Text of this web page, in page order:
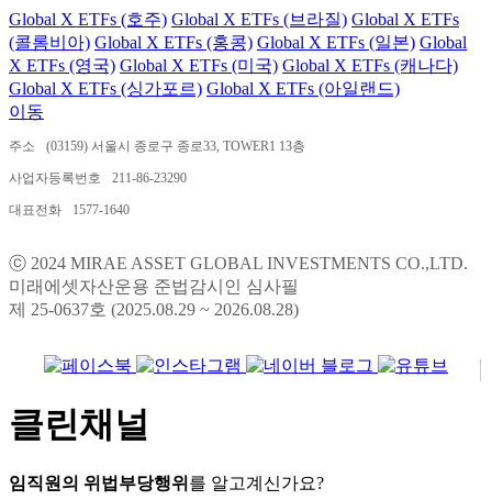
Global X ETFs (호주) Global X ETFs (브라질) Global X ETFs
(콜롬비아) Global X ETFs (홍콩) Global X ETFs (일본) Global
X ETFs (영국) Global X ETFs (미국) Global X ETFs (캐나다)
Global X ETFs (싱가포르) Global X ETFs (아일랜드)
이동
주소 (03159) 서울시 종로구 종로33, TOWER1 13층
사업자등록번호 211-86-23290
대표전화 1577-1640
ⓒ 2024 MIRAE ASSET GLOBAL INVESTMENTS CO.,LTD.
미래에셋자산운용 준법감시인 심사필
제 25-0637호 (2025.08.29 ~ 2026.08.28)
클린채널
임직원의 위법부당행위 를 알고계신가요?